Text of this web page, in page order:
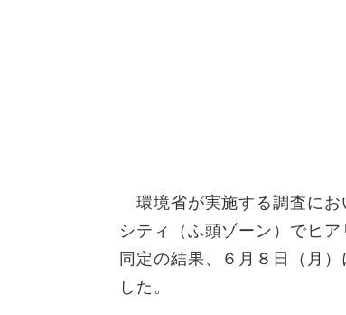
環境省が実施する調査にお
シティ（ふ頭ゾーン）でヒ
同定の結果、６月８日（月
した。